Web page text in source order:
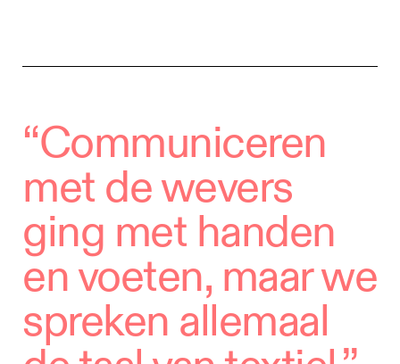
“Communiceren
met de wevers
ging met handen
en voeten, maar we
spreken allemaal